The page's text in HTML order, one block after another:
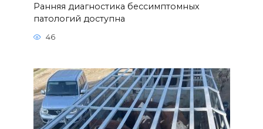
Ранняя диагностика бессимптомных
патологий доступна
46